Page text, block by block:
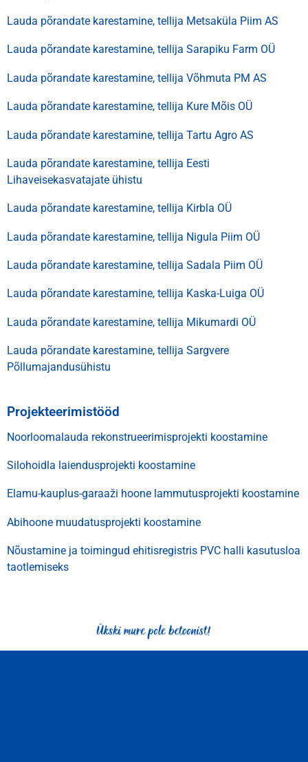
Lauda põrandate karestamine, tellija Metsaküla Piim AS
Lauda põrandate karestamine, tellija Sarapiku Farm OÜ
Lauda põrandate karestamine, tellija Võhmuta PM AS
Lauda põrandate karestamine, tellija Kure Mõis OÜ
Lauda põrandate karestamine, tellija Tartu Agro AS
Lauda põrandate karestamine, tellija Eesti
Lihaveisekasvatajate ühistu
Lauda põrandate karestamine, tellija Kirbla OÜ
Lauda põrandate karestamine, tellija Nigula Piim OÜ
Lauda põrandate karestamine, tellija Sadala Piim OÜ
Lauda põrandate karestamine, tellija Kaska-Luiga OÜ
Lauda põrandate karestamine, tellija Mikumardi OÜ
Lauda põrandate karestamine, tellija Sargvere
Põllumajandusühistu
Projekteerimistööd
Noorloomalauda rekonstrueerimisprojekti koostamine
Silohoidla laiendusprojekti koostamine
Elamu-kauplus-garaaži hoone lammutusprojekti koostamine
Abihoone muudatusprojekti koostamine
Nõustamine ja toimingud ehitisregistris PVC halli kasutusloa
taotlemiseks